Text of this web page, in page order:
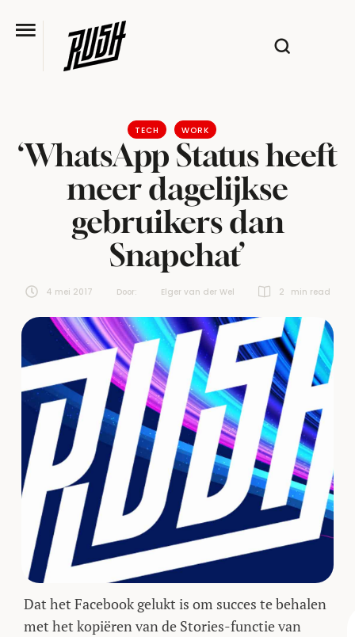
TECH WORK
‘WhatsApp Status heeft
meer dagelijkse
gebruikers dan
Snapchat’
4 mei 2017 Door: Elger van der Wel 2 min read
Dat het Facebook gelukt is om succes te behalen
met het kopiëren van de Stories-functie van